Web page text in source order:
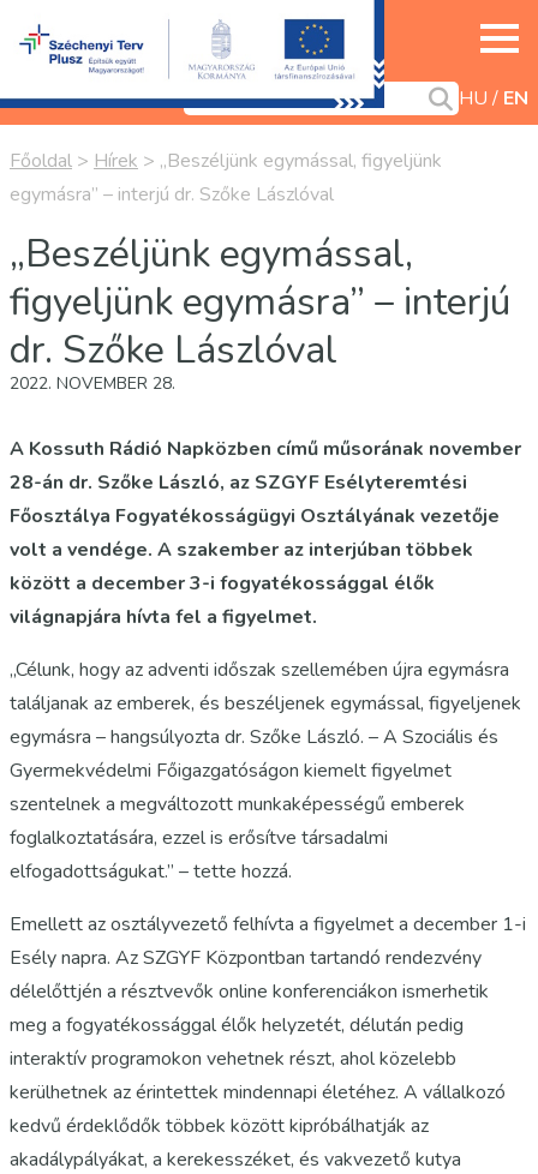
HU EN
Főoldal > Hírek > „Beszéljünk egymással, figyeljünk
egymásra” – interjú dr. Szőke Lászlóval
„Beszéljünk egymással,
figyeljünk egymásra” – interjú
dr. Szőke Lászlóval
2022. NOVEMBER 28.
A Kossuth Rádió Napközben című műsorának november
28-án dr. Szőke László, az SZGYF Esélyteremtési
Főosztálya Fogyatékosságügyi Osztályának vezetője
volt a vendége. A szakember az interjúban többek
között a december 3-i fogyatékossággal élők
világnapjára hívta fel a figyelmet.
„Célunk, hogy az adventi időszak szellemében újra egymásra
találjanak az emberek, és beszéljenek egymással, figyeljenek
egymásra – hangsúlyozta dr. Szőke László. – A Szociális és
Gyermekvédelmi Főigazgatóságon kiemelt figyelmet
szentelnek a megváltozott munkaképességű emberek
foglalkoztatására, ezzel is erősítve társadalmi
elfogadottságukat.” – tette hozzá.
Emellett az osztályvezető felhívta a figyelmet a december 1-i
Esély napra. Az SZGYF Központban tartandó rendezvény
délelőttjén a résztvevők online konferenciákon ismerhetik
meg a fogyatékossággal élők helyzetét, délután pedig
interaktív programokon vehetnek részt, ahol közelebb
kerülhetnek az érintettek mindennapi életéhez. A vállalkozó
kedvű érdeklődők többek között kipróbálhatják az
akadálypályákat, a kerekesszéket, és vakvezető kutya